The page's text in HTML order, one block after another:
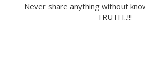
Never share anything without
TRUTH..!!!